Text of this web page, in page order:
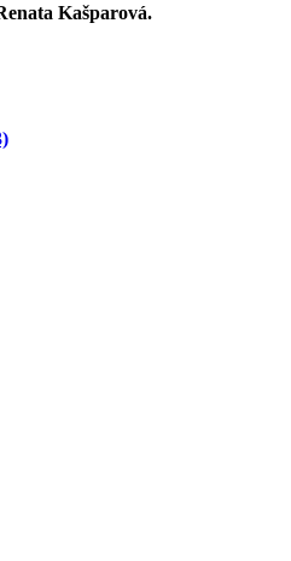
Kašparová.